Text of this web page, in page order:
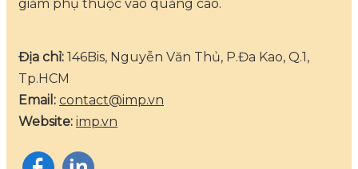
giảm phụ thuộc vào quảng cáo.
Địa chỉ: 146Bis, Nguyễn Văn Thủ, P.Đa Kao, Q.1,
Tp.HCM
Email: contact@imp.vn
Website: imp.vn